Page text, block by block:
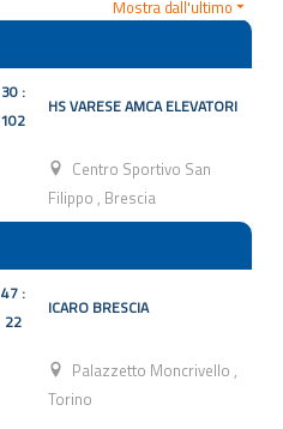
Mostra dall'ultimo
30 :
102
HS VARESE AMCA ELEVATORI
Centro Sportivo San
Filippo , Brescia
47 :
22
ICARO BRESCIA
Palazzetto Moncrivello,
Torino